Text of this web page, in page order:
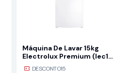
Máquina De Lavar 15kg
Electrolux Premium (lec15)
Cor Branco 110V
DESCONTO15